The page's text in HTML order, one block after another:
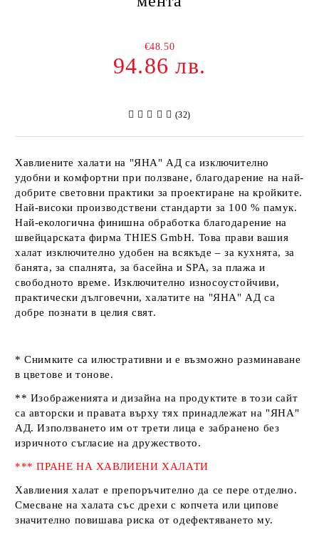
€48.50
94.86 лв.
(32)
Хавлиените халати на "ЯНА" АД са изключително
удобни и комфортни при ползване, благодарение на най-
добрите световни практики за проектиране на кройките.
Най-високи производствени стандарти за 100 % памук.
Най-екологична финишна обработка благодарение на
швейцарската фирмаTHIES GmbH. Това прави вашия
халат изключително удобен на всякъде – за кухнята, за
банята, за спалнята, за басейна и SPA, за плажа и
свободното време. Изключително износоустойчиви,
практически дълговечни, халатите на "ЯНА" АД са
добре познати в целия свят.
* Снимките са илюстративни и е възможно разминаване
в цветове и тонове.
** Изображенията и дизайна на продуктите в този сайт
са авторски и правата върху тях принадлежат на "ЯНА"
АД. Използването им от трети лица е забранено без
изричното съгласие на дружеството.
*** ПРАНЕ НА ХАВЛИЕНИ ХАЛАТИ
Хавлиения халат е препоръчително да се пере отделно.
Смесване на халата със дрехи с копчета или ципове
значително повишава риска от одефектяването му.